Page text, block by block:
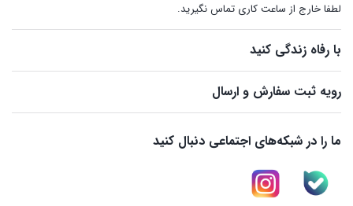
لطفا خارج از ساعت کاری تماس نگیرید.
با رفاه زندگی کنید
رویه ثبت سفارش و ارسال
ما را در شبکه‌های اجتماعی دنبال کنید